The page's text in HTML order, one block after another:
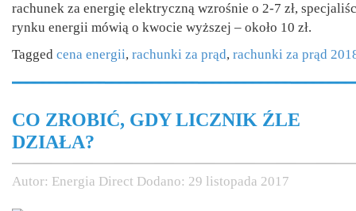
rachunek za energię elektryczną wzrośnie o 2-7 zł,
rynku energii mówią o kwocie wyższej – około 10 zł.
Tagged cena energii, rachunki za prąd, rachunki za prąd
CO ZROBIĆ, GDY LICZNIK ŹLE
DZIAŁA?
Autor: Energia Direct Dodano: 29 listopada 2017